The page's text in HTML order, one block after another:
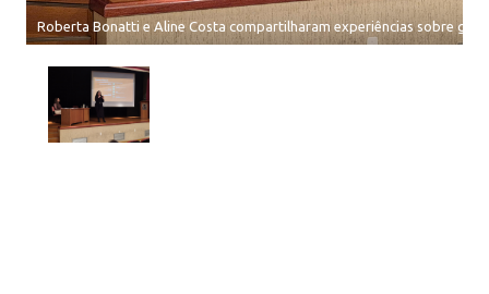
Roberta Bonatti e Aline Costa compartilharam experiências sobre